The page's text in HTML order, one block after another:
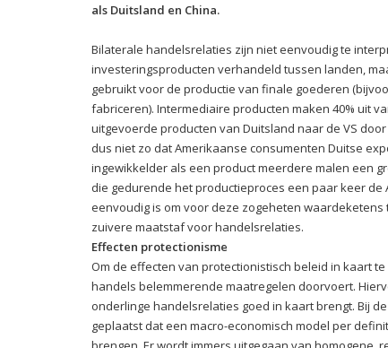
als Duitsland en China.
Bilaterale handelsrelaties zijn niet eenvoudig te
investeringsproducten verhandeld tussen landen,
gebruikt voor de productie van finale goederen
fabriceren). Intermediaire producten maken 40% uit
uitgevoerde producten van Duitsland naar de VS
dus niet zo dat Amerikaanse consumenten Duitse
ingewikkelder als een product meerdere malen een
die gedurende het productieproces een paar keer
eenvoudig is om voor deze zogeheten
zuivere maatstaf voor handelsrelaties.
Effecten protectionisme
Om de effecten van protectionistisch beleid in kaart
handels belemmerende maatregelen doorvoert.
onderlinge handelsrelaties goed in kaart brengt. Bij
geplaatst dat een macro-economisch model per